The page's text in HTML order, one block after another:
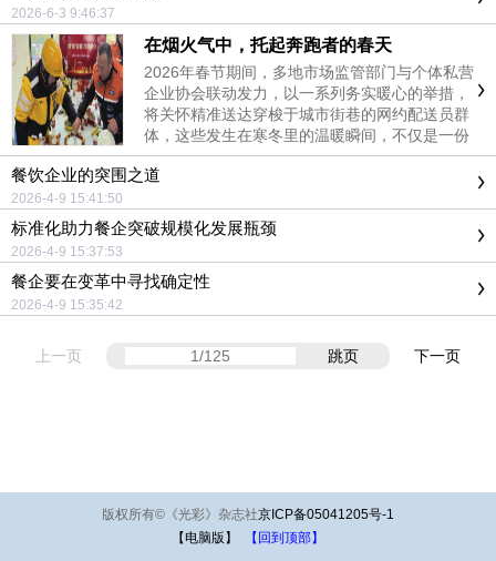
2026-6-3 9:46:37
在烟火气中，托起奔跑者的春天
2026年春节期间，多地市场监管部门与个体私营
企业协会联动发力，以一系列务实暖心的举措，
将关怀精准送达穿梭于城市街巷的网约配送员群
体，这些发生在寒冬里的温暖瞬间，不仅是一份
节日的问候，更是一座城市与奔跑者之间的深情
对话
餐饮企业的突围之道
2026-4-9 15:41:50
标准化助力餐企突破规模化发展瓶颈
2026-4-9 15:37:53
餐企要在变革中寻找确定性
2026-4-9 15:35:42
上一页 跳页 下一页
版权所有© 《光彩》杂志社京ICP备05041205号-1
【电脑版】
【回到顶部】